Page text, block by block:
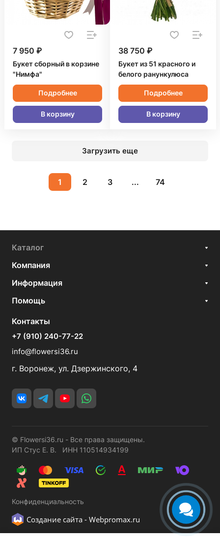
7 950 ₽
Букет сборный в корзине
"Нимфа"
Подробнее
В корзину
38 750 ₽
Букет из 51 красного и
белого ранункулюса
Подробнее
В корзину
Загрузить еще
1 2 3 ... 74
Каталог
Компания
Информация
Помощь
Контакты
+7 (910) 240-77-22
info@flowersi36.ru
г. Воронеж, ул. Дзержинского, 4
© Flowersi36.ru - Все права защищены.
ИП Стус Е. В. ИНН 110514934199
Конфиденциальность
Создание сайта - Webpromax.ru